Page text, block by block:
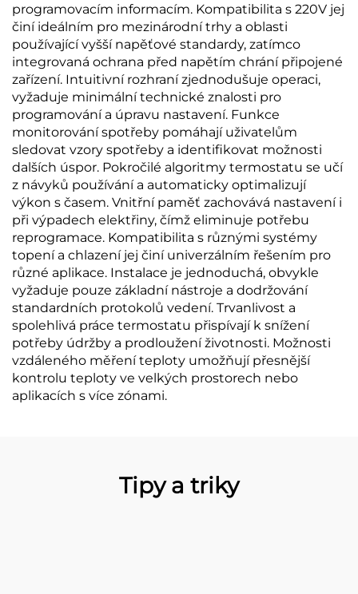
programovacím informacím. Kompatibilita s 220V jej
činí ideálním pro mezinárodní trhy a oblasti
používající vyšší napěťové standardy, zatímco
integrovaná ochrana před napětím chrání připojené
zařízení. Intuitivní rozhraní zjednodušuje operaci,
vyžaduje minimální technické znalosti pro
programování a úpravu nastavení. Funkce
monitorování spotřeby pomáhají uživatelům
sledovat vzory spotřeby a identifikovat možnosti
dalších úspor. Pokročilé algoritmy termostatu se učí
z návyků používání a automaticky optimalizují
výkon s časem. Vnitřní paměť zachovává nastavení i
při výpadech elektřiny, čímž eliminuje potřebu
reprogramace. Kompatibilita s různými systémy
topení a chlazení jej činí univerzálním řešením pro
různé aplikace. Instalace je jednoduchá, obvykle
vyžaduje pouze základní nástroje a dodržování
standardních protokolů vedení. Trvanlivost a
spolehlivá práce termostatu přispívají k snížení
potřeby údržby a prodloužení životnosti. Možnosti
vzdáleného měření teploty umožňují přesnější
kontrolu teploty ve velkých prostorech nebo
aplikacích s více zónami.
Tipy a triky